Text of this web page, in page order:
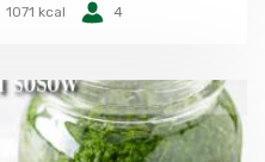
1071 kcal 4